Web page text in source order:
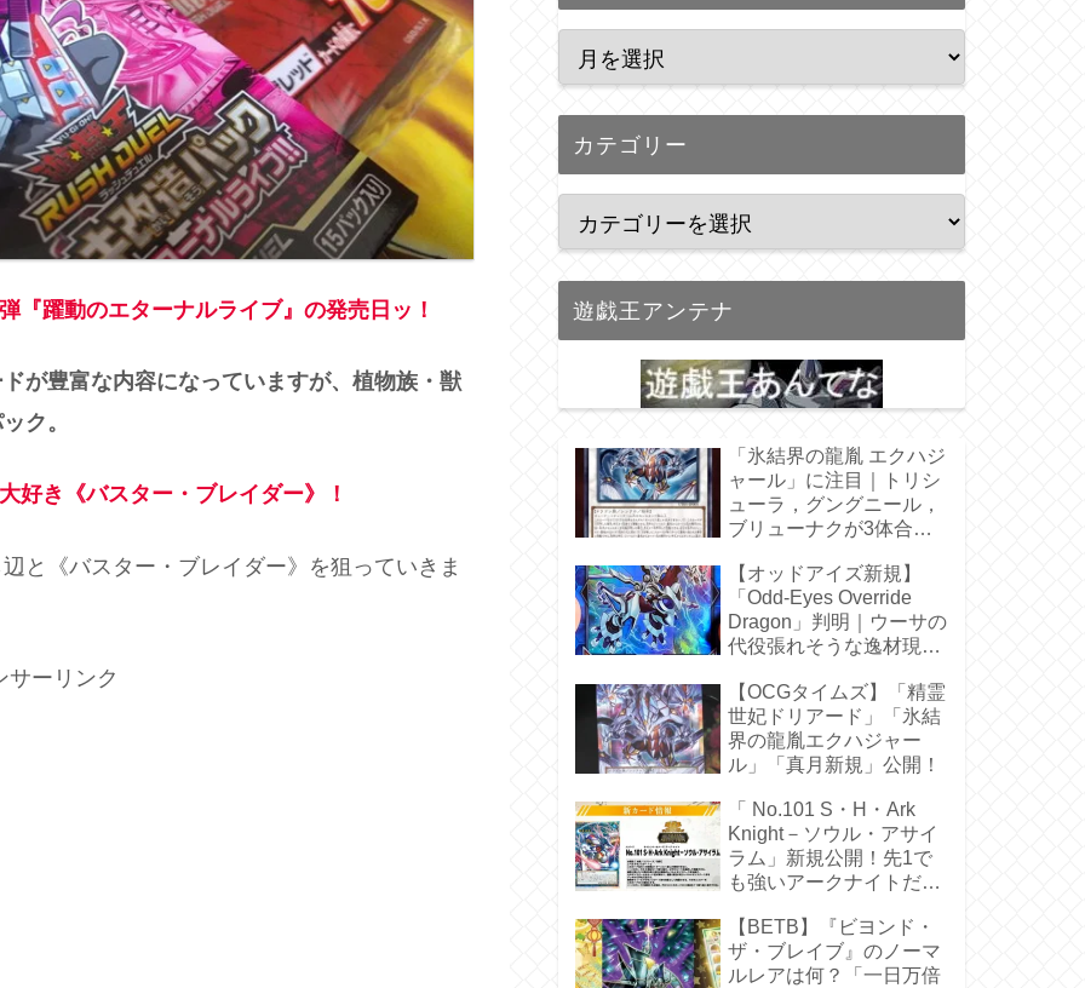
『躍動のエターナルライブ』の発売日ッ！
が豊富な内容になっていますが、植物族・獣
ク。
好き《バスター・ブレイダー》！
と《バスター・ブレイダー》を狙っていきま
サーリンク
カテゴリー
遊戯王アンテナ
「氷結界の龍胤 エクハジ
ャール」に注目｜トリシ
ューラ，グングニール，
ブリューナクが3体合
【オッドアイズ新規】
「Odd-Eyes Override
Dragon」判明｜ウーサの
代役張れそうな逸材現
【OCGタイムズ】「精霊
世妃ドリアード」「氷結
界の龍胤エクハジャー
ル」「真月新規」公開！
「 No.101 S・H・Ark
Knight－ソウル・アサイ
ラム」新規公開！先1で
も強いアークナイトだ
【BETB】『ビヨンド・
ザ・ブレイブ』のノーマ
ルレアは何？「一日万倍